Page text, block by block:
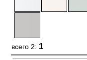
всего 2: 1